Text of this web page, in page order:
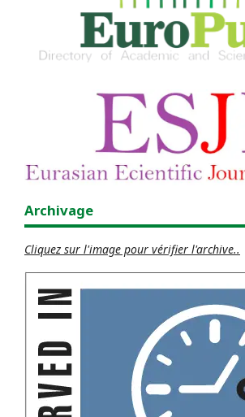
Archivage
Cliquez sur l'image pour vérifier l'archive..